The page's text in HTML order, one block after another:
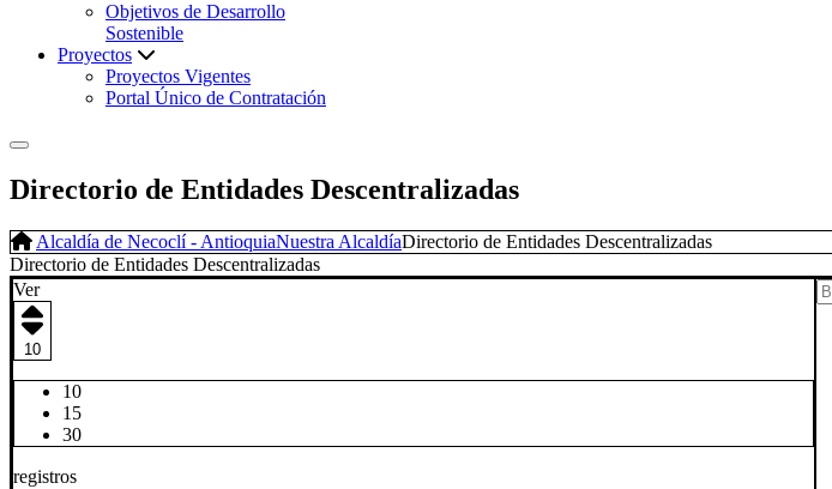
Objetivos de Desarrollo
Sostenible
Proyectos
Proyectos Vigentes
Portal Único de Contratación
Directorio de Entidades Descentralizadas
Alcaldía de Necoclí - AntioquiaNuestra AlcaldíaDirectorio de Entidades Descentralizadas
​Director​io de Entidades Descentralizadas
Ver
10
10
15
30
registros